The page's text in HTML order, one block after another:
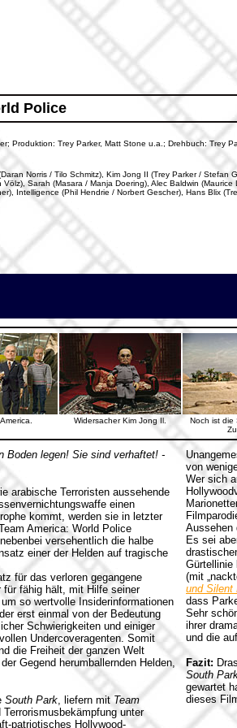
Police
Produktion: Trey Parker, Matt Stone u.a.; Drehbuch: Trey
Norris / Tilo Schmitz), Kim Jong II (Trey Parker / Stefan
Sarah (Masara / Manja Doering), Alec Baldwin (Maurice
Intelligence (Phil Hendrie / Norbert Gescher), Hans Blix
Widersacher Kim Jong Il.
Noch ist die
Boden legen! Sie sind verhaftet! -
arabische Terroristen aussehende
einen
kommt, werden sie in letzter
America: World Police
versehentlich die halbe
einer der Helden auf tragische
für das verloren gegangene
für fähig hält, mit Hilfe seiner
so wertvolle Insiderinformationen
erst einmal von der Bedeutung
Schwierigkeiten und einiger
Undercoveragenten. Somit
die Freiheit der ganzen Welt
Gegend herumballernden Helden,
South Park, liefern mit Team
unter
patriotisches Hollywood-
von
Wer sich
Aussehen
Es sei
Gürtellinie
(mit
und Silent
dass
Sehr
ihrer
und die
Fazit:
South
gewartet
dieses